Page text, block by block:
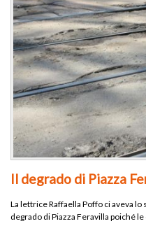
Il degrado di Piazza
La lettrice Raffaella Poffo ci aveva
degrado di Piazza Feravilla poiché